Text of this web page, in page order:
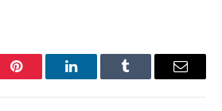
Pinterest LinkedInTumblr Email